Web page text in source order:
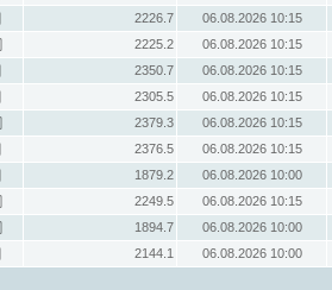
2226.7
06.08.2026 10:15
2225.2
06.08.2026 10:15
2350.7
06.08.2026 10:15
2305.5
06.08.2026 10:15
2379.3
06.08.2026 10:15
2376.5
06.08.2026 10:15
1879.2
06.08.2026 10:00
2249.5
06.08.2026 10:15
1894.7
06.08.2026 10:00
2144.1
06.08.2026 10:00